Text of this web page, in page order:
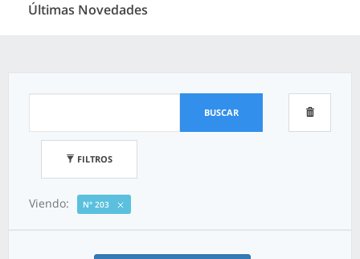
Últimas Novedades
BUSCAR
FILTROS
Viendo: N° 203